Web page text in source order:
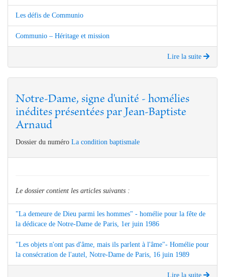
Les défis de Communio
Communio – Héritage et mission
Lire la suite
Notre-Dame, signe d'unité - homélies
inédites présentées par Jean-Baptiste
Arnaud
Dossier du numéro La condition baptismale
Le dossier contient les articles suivants :
"La demeure de Dieu parmi les hommes" - homélie pour la fête de
la dédicace de Notre-Dame de Paris, 1er juin 1986
"Les objets n'ont pas d'âme, mais ils parlent à l'âme"- Homélie pour
la consécration de l'autel, Notre-Dame de Paris, 16 juin 1989
Lire la suite